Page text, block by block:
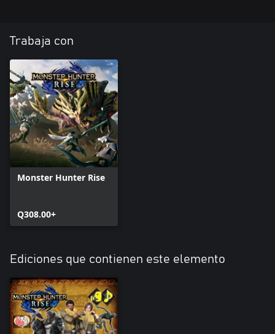
Trabaja con
Monster Hunter Rise
Q308.00+
Ediciones que contienen este elemento